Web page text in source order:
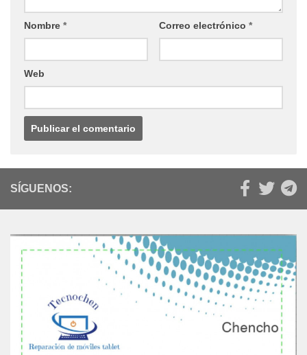
Nombre * Correo electrónico *
Web
SÍGUENOS: